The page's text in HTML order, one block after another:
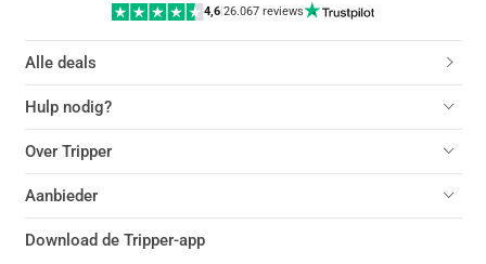
4,6|26.067 reviews
Alle deals
Hulp nodig?
Over Tripper
Aanbieder
Download de Tripper-app